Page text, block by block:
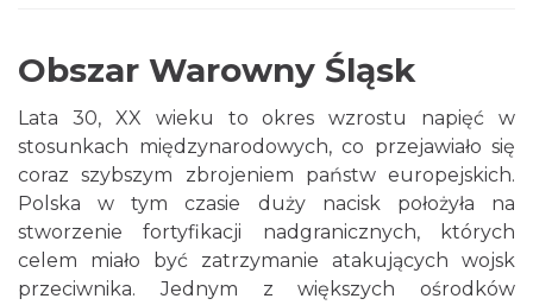
Obszar Warowny Śląsk
Lata 30, XX wieku to okres wzrostu napięć w
stosunkach międzynarodowych, co przejawiało się
coraz szybszym zbrojeniem państw europejskich.
Polska w tym czasie duży nacisk położyła na
stworzenie fortyfikacji nadgranicznych, których
celem miało być zatrzymanie atakujących wojsk
przeciwnika. Jednym z większych ośrodków